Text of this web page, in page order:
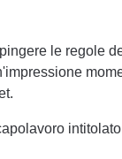
le regole
intitolato